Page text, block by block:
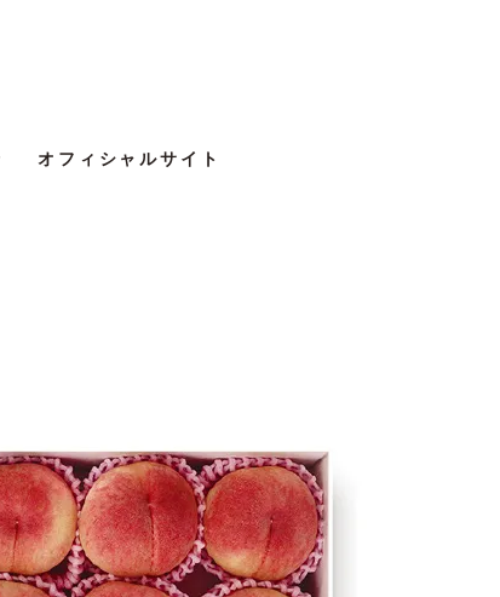
オフィシャルサイト